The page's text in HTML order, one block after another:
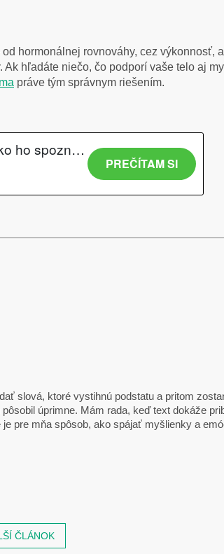
hormonálnej rovnováhy, cez výkonnosť,
hľadáte niečo, čo podporí vaše telo aj
práve tým správnym riešením.
slová, ktoré vystihnú podstatu a pritom
úprimne. Mám rada, keď text dokáže
pre mňa spôsob, ako spájať myšlienky a
ČLÁNOK